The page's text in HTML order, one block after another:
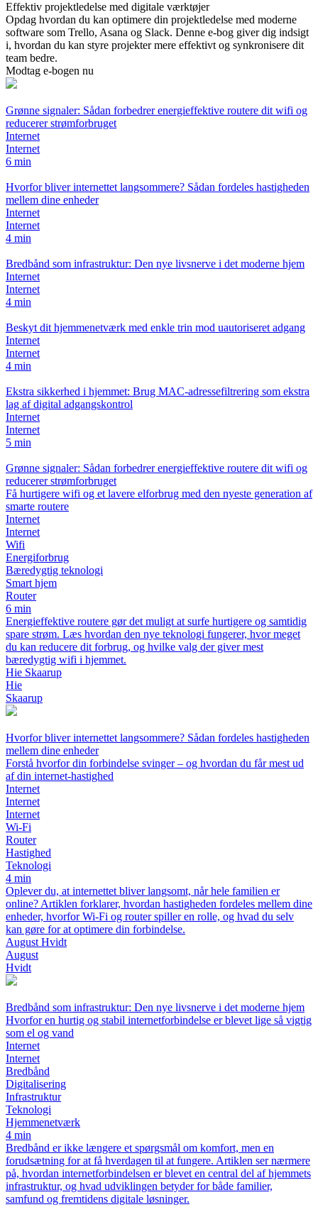
Effektiv projektledelse med digitale værktøjer
Opdag hvordan du kan optimere din projektledelse med moderne
software som Trello, Asana og Slack. Denne e-bog giver dig indsigt
i, hvordan du kan styre projekter mere effektivt og synkronisere dit
team bedre.
Modtag e-bogen nu
Grønne signaler: Sådan forbedrer energieffektive routere dit wifi og
reducerer strømforbruget
Internet
Internet
6 min
Hvorfor bliver internettet langsommere? Sådan fordeles hastigheden
mellem dine enheder
Internet
Internet
4 min
Bredbånd som infrastruktur: Den nye livsnerve i det moderne hjem
Internet
Internet
4 min
Beskyt dit hjemmenetværk med enkle trin mod uautoriseret adgang
Internet
Internet
4 min
Ekstra sikkerhed i hjemmet: Brug MAC‑adressefiltrering som ekstra
lag af digital adgangskontrol
Internet
Internet
5 min
Grønne signaler: Sådan forbedrer energieffektive routere dit wifi og
reducerer strømforbruget
Få hurtigere wifi og et lavere elforbrug med den nyeste generation af
smarte routere
Internet
Internet
Wifi
Energiforbrug
Bæredygtig teknologi
Smart hjem
Router
6 min
Energieffektive routere gør det muligt at surfe hurtigere og samtidig
spare strøm. Læs hvordan den nye teknologi fungerer, hvor meget
du kan reducere dit forbrug, og hvilke valg der giver mest
bæredygtig wifi i hjemmet.
Hie Skaarup
Hie
Skaarup
Hvorfor bliver internettet langsommere? Sådan fordeles hastigheden
mellem dine enheder
Forstå hvorfor din forbindelse svinger – og hvordan du får mest ud
af din internet-hastighed
Internet
Internet
Internet
Wi-Fi
Router
Hastighed
Teknologi
4 min
Oplever du, at internettet bliver langsomt, når hele familien er
online? Artiklen forklarer, hvordan hastigheden fordeles mellem dine
enheder, hvorfor Wi-Fi og router spiller en rolle, og hvad du selv
kan gøre for at optimere din forbindelse.
August Hvidt
August
Hvidt
Bredbånd som infrastruktur: Den nye livsnerve i det moderne hjem
Hvorfor en hurtig og stabil internetforbindelse er blevet lige så vigtig
som el og vand
Internet
Internet
Bredbånd
Digitalisering
Infrastruktur
Teknologi
Hjemmenetværk
4 min
Bredbånd er ikke længere et spørgsmål om komfort, men en
forudsætning for at få hverdagen til at fungere. Artiklen ser nærmere
på, hvordan internetforbindelsen er blevet en central del af hjemmets
infrastruktur, og hvad udviklingen betyder for både familier,
samfund og fremtidens digitale løsninger.